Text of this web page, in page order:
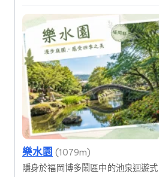
樂水園 (1079m)
隱身於福岡博多鬧區中的池泉迴遊